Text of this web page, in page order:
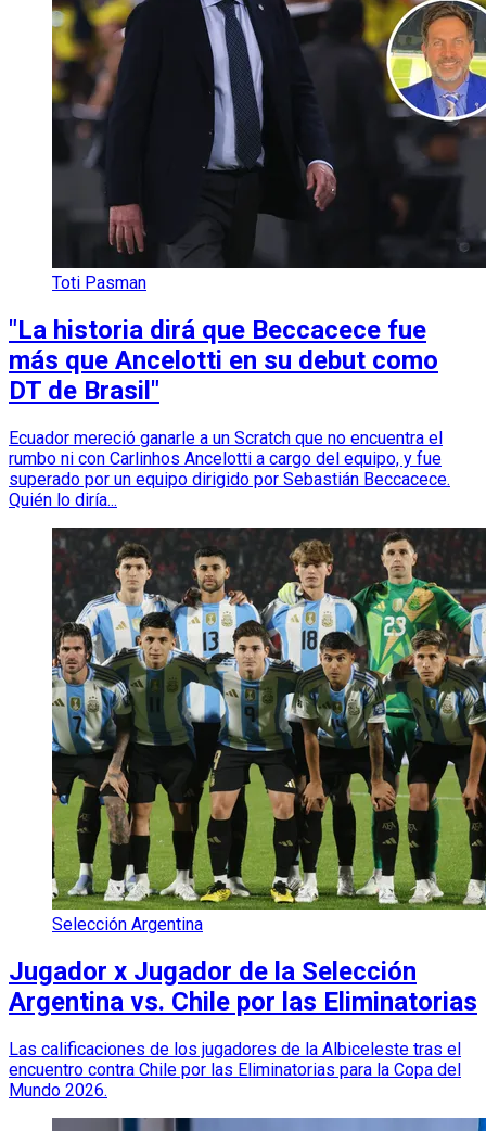
Toti Pasman
"La historia dirá que Beccacece fue
más que Ancelotti en su debut como
DT de Brasil"
Ecuador mereció ganarle a un Scratch que no encuentra el
rumbo ni con Carlinhos Ancelotti a cargo del equipo, y fue
superado por un equipo dirigido por Sebastián Beccacece.
Quién lo diría...
Selección Argentina
Jugador x Jugador de la Selección
Argentina vs. Chile por las Eliminatorias
Las calificaciones de los jugadores de la Albiceleste tras el
encuentro contra Chile por las Eliminatorias para la Copa del
Mundo 2026.